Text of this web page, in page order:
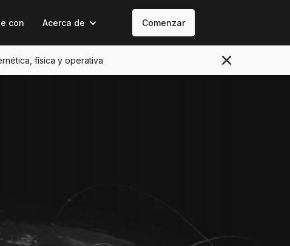
con Acerca de Comenzar
física y operativa